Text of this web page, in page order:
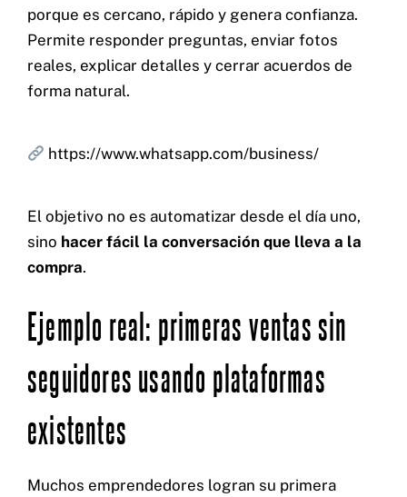
porque es cercano, rápido y genera confianza.
Permite responder preguntas, enviar fotos
reales, explicar detalles y cerrar acuerdos de
forma natural.
https://www.whatsapp.com/business/
El objetivo no es automatizar desde el día uno,
sino hacer fácil la conversación que lleva a la
compra.
Ejemplo real: primeras ventas sin
seguidores usando plataformas
existentes
Muchos emprendedores logran su primera